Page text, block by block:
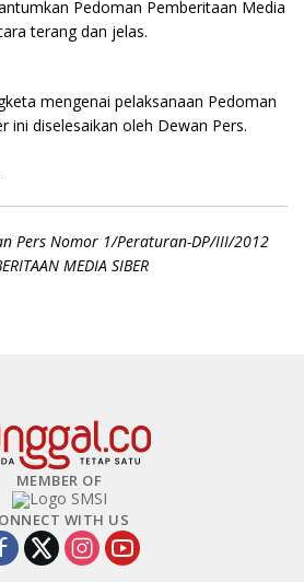
Pedoman Pemberitaan Media
terang dan jelas.
mengenai pelaksanaan Pedoman
ini diselesaikan oleh Dewan Pers.
Pers Nomor 1/Peraturan-DP/III/2012
MEDIA SIBER
MEMBER OF
WITH US